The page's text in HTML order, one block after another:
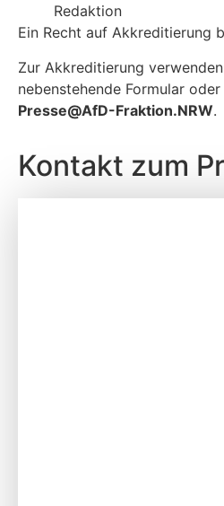
Redaktion
Ein Recht auf Akkreditierung
Zur Akkreditierung
nebenstehende Formular
Presse@AfD-Fraktion.NRW.
Kontakt zum